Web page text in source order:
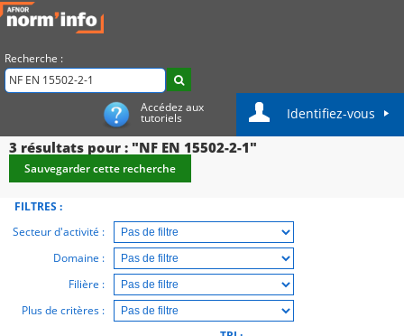
Recherche :
Accédez aux
tutoriels Identifiez-vous
3 résultats pour : "NF EN 15502-2-1"
Sauvegarder cette recherche
FILTRES :
Secteur d'activité :
Domaine :
Filière :
Plus de critères :